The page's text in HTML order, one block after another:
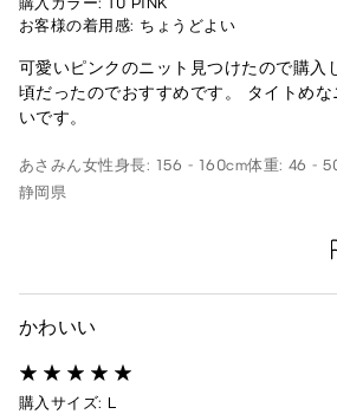
お客様の着用感: ちょうどよい
可愛いピンクのニット見つけたので購入
頃だったのでおすすめです。 タイトめ
いです。
あさみん女性身長: 156 - 160cm体重: 46 -
静岡県
かわいい
購入サイズ: L